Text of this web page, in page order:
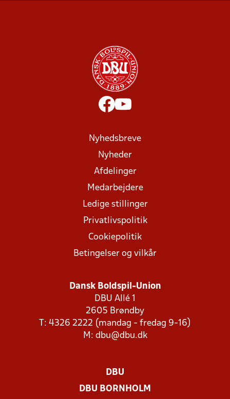
Nyhedsbreve
Nyheder
Afdelinger
Medarbejdere
Ledige stillinger
Privatlivspolitik
Cookiepolitik
Betingelser og vilkår
Dansk Boldspil-Union
DBU Allé 1
2605 Brøndby
T: 4326 2222 (mandag - fredag 9-16)
M: dbu@dbu.dk
DBU
DBU BORNHOLM